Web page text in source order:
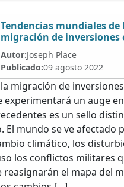
Tendencias mundiales de
migración de inversiones
Autor:Joseph Place
Publicado:09 agosto 2022
migración de inversiones
un auge en
es un sello
El mundo se ve afectado
climático, los
los conflictos militares
el mapa del